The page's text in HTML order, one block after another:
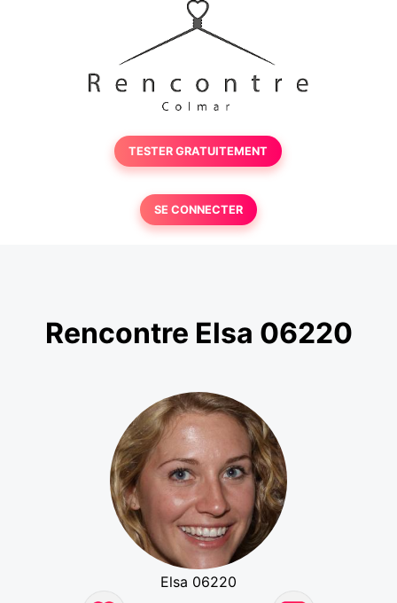
TESTER GRATUITEMENT
SE CONNECTER
Rencontre Elsa 06220
Elsa 06220